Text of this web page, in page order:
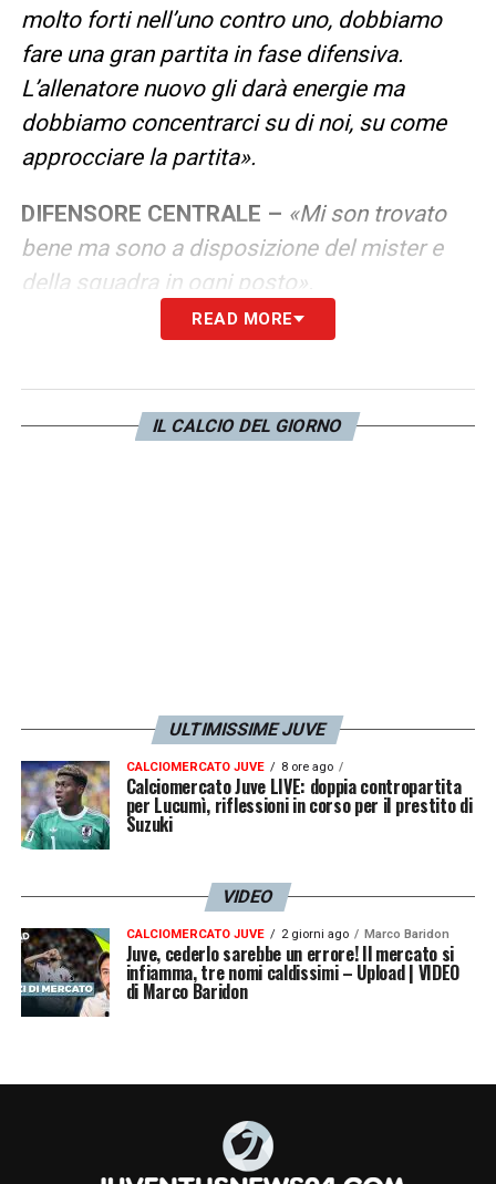
molto forti nell’uno contro uno, dobbiamo
fare una gran partita in fase difensiva.
L’allenatore nuovo gli darà energie ma
dobbiamo concentrarci su di noi, su come
approcciare la partita».
DIFENSORE CENTRALE – «Mi son trovato
bene ma sono a disposizione del mister e
della squadra in ogni posto».
FASCIA DA CAPITANO – «È un onore, una
sono juventino da sempre, indossare la
fascia è qualcosa che a parole non so
modo diverso di giocare. Dobbiamo avere
intensità, andare in avanti e provare a
vincere».
PRENDERE DA JUVE FIORENTINA – «È
un’opportunità perché quando giochi un
trofeo con questa maglia è un’opportunità,
dobbiamo vincere ogni competizione. Con la
meglio ma siamo qui per vincere il trofeo».
READ MORE
IL CALCIO DEL GIORNO
ULTIMISSIME JUVE
CALCIOMERCATO JUVE 8 ore ago
Calciomercato Juve LIVE: doppia contropartita
per Lucumì, riflessioni in corso per il prestito di
Suzuki
VIDEO
CALCIOMERCATO JUVE 2 giorni ago Marco Baridon
Juve, cederlo sarebbe un errore! Il mercato si
infiamma, tre nomi caldissimi – Upload | VIDEO
di Marco Baridon